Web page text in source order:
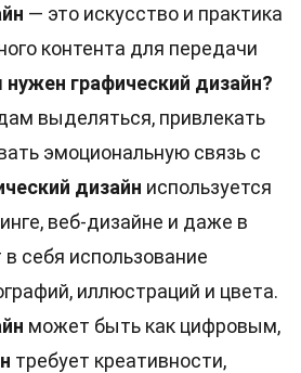
— это искусство и практика
контента для передачи
нужен графический дизайн?
выделяться, привлекать
эмоциональную связь с
дизайн используется
веб-дизайне и даже в
себя использование
иллюстраций и цвета.
может быть как цифровым,
требует креативности,